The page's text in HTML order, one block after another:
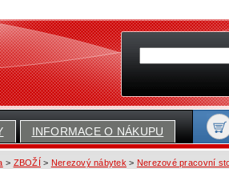
INFORMACE O NÁKUPU
> ZBOŽÍ > Nerezový nábytek > Nerezové pracovní